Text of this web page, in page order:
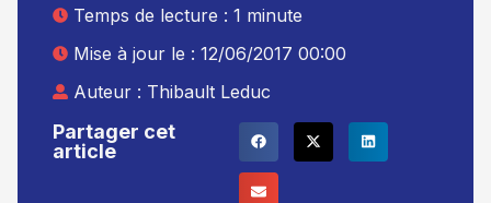
Partager cet
article
Temps de lecture : 1 minute
Mise à jour le : 12/06/2017 00:00
Auteur : Thibault Leduc